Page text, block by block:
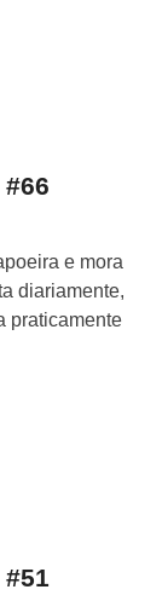
e mora
diariamente,
praticamente